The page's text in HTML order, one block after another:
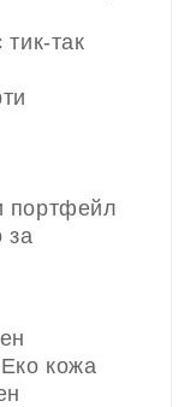
так
портфейл
за
кожа